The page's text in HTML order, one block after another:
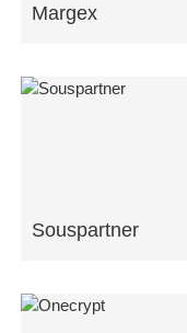
Margex
Souspartner